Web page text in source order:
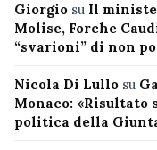
Giorgio su Il
Molise, Forche
“svarioni” di non
Nicola Di Lullo su
Monaco: «Risultato
politica della